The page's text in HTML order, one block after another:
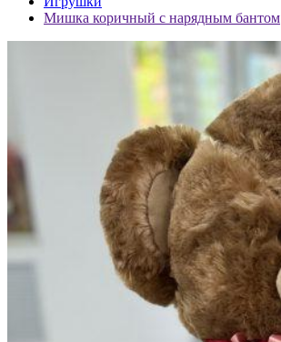
Мишка коричный с нарядным бантом